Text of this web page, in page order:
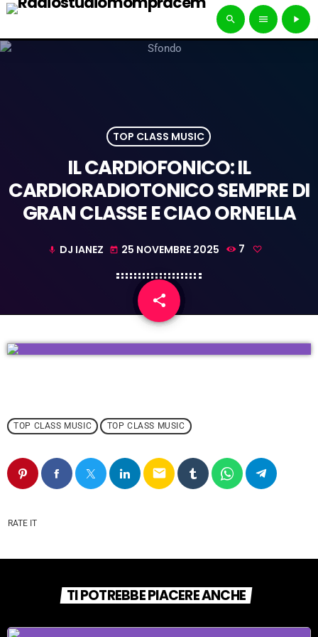
search menu play_arrow
TOP CLASS MUSIC
IL CARDIOFONICO: IL
CARDIORADIOTONICO SEMPRE DI
GRAN CLASSE E CIAO ORNELLA
mic DJ IANEZ today 25 NOVEMBRE 2025 7
share
email
TOP CLASS MUSIC TOP CLASS MUSIC
email
RATE IT
TI POTREBBE PIACERE ANCHE